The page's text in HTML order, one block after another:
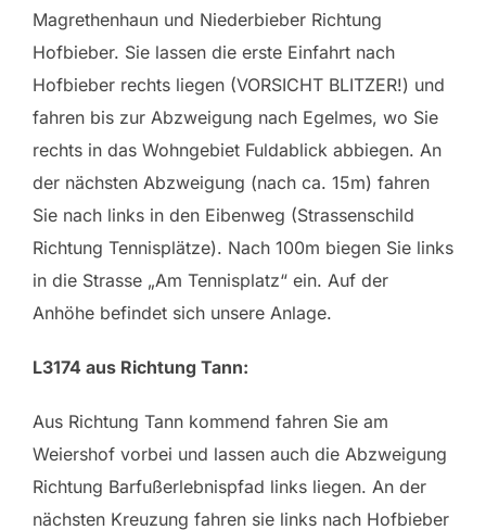
Magrethenhaun und Niederbieber Richtung
Hofbieber. Sie lassen die erste Einfahrt nach
Hofbieber rechts liegen (VORSICHT BLITZER!) und
fahren bis zur Abzweigung nach Egelmes, wo Sie
rechts in das Wohngebiet Fuldablick abbiegen. An
der nächsten Abzweigung (nach ca. 15m) fahren
Sie nach links in den Eibenweg (Strassenschild
Richtung Tennisplätze). Nach 100m biegen Sie links
in die Strasse „Am Tennisplatz“ ein. Auf der
Anhöhe befindet sich unsere Anlage.
L3174 aus Richtung Tann:
Aus Richtung Tann kommend fahren Sie am
Weiershof vorbei und lassen auch die Abzweigung
Richtung Barfußerlebnispfad links liegen. An der
nächsten Kreuzung fahren sie links nach Hofbieber